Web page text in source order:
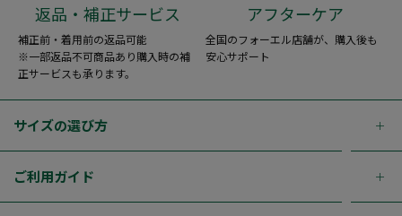
返品・補正サービス
補正前・着用前の返品可能
※一部返品不可商品あり購入時の補
正サービスも承ります。
アフターケア
全国のフォーエル店舗が、購入後も
安心サポート
サイズの選び方
ご利用ガイド